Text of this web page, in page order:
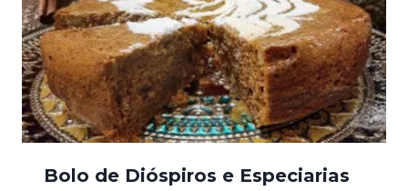
Bolo de Dióspiros e Especiarias